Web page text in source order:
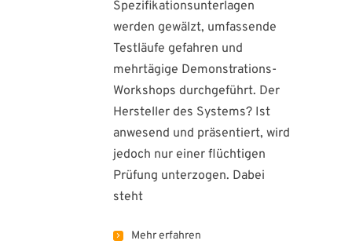
Spezifikationsunterlagen
werden gewälzt, umfassende
Testläufe gefahren und
mehrtägige Demonstrations-
Workshops durchgeführt. Der
Hersteller des Systems? Ist
anwesend und präsentiert, wird
jedoch nur einer flüchtigen
Prüfung unterzogen. Dabei
steht
Mehr erfahren